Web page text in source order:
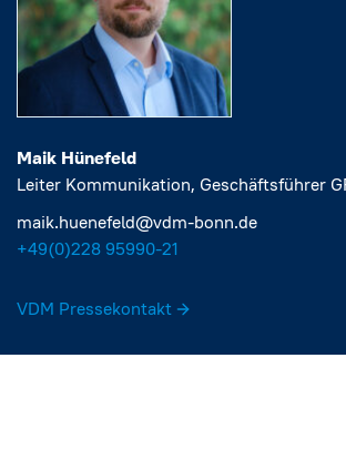
Maik Hünefeld
Leiter Kommunikation, Geschäftsführer
maik.huenefeld@vdm-bonn.de
+49(0)228 95990-21‬
VDM Pressekontakt